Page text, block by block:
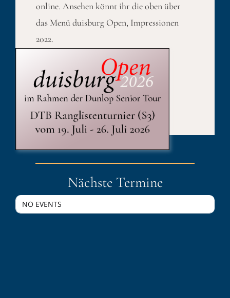
online. Ansehen könnt ihr die oben über
das Menü duisburg Open, Impressionen
2022.
Published On: 4. Dezember 2022
Kategorien:duisburgOpen
Nächste Termine
NO EVENTS